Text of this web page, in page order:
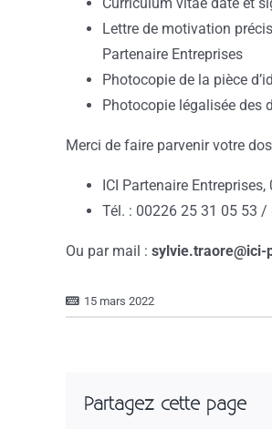
Lettre de motivation
Partenaire Entreprises
Photocopie de la pièce
Photocopie légalisée des
Merci de faire parvenir votre
ICI Partenaire
Tél. : 00226 25 31 05 53
Ou par mail : sylvie.traore@ici-
15 mars 2022
Partagez cette page